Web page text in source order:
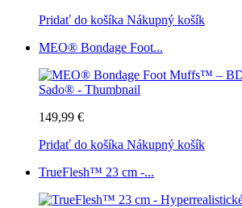
Pridať do košíka Nákupný košík
MEO® Bondage Foot...
149,99 €
Pridať do košíka Nákupný košík
TrueFlesh™ 23 cm -...